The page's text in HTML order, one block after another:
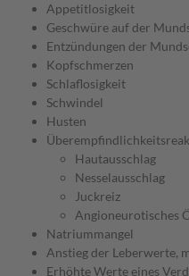
Appetitlosigkeit
Geschwüre auf der
Entzündungen der
Kopfschmerzen
Schlaflosigkeit
Schwindel
Husten
Hautausschlag
Nesselausschlag
Juckreiz
Angioneurotisches
Natriummangel
Anstieg der Leberwerte,
Erhöhte Werte eines